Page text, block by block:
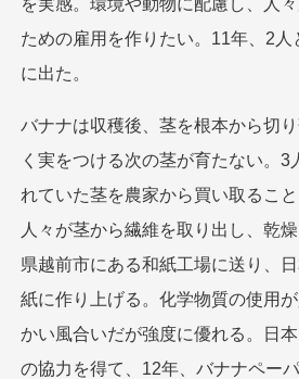
を実感。環境や動物に配慮し、人
ための雇用を作りたい。11年、2人
に出た。
バナナは収穫後、茎を根本から切
く実をつける次の茎が育たない。3
れていた茎を農家から買い取るこ
人々が茎から繊維を取り出し、乾
県越前市にある和紙工場に送り、
紙に作り上げる。化学物質の使用
かい風合いだが強度に優れる。日
の協力を得て、12年、バナナペー